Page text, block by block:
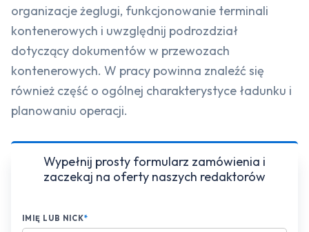
organizacje żeglugi, funkcjonowanie terminali
kontenerowych i uwzględnij podrozdział
dotyczący dokumentów w przewozach
kontenerowych. W pracy powinna znaleźć się
również część o ogólnej charakterystyce ładunku i
planowaniu operacji.
Wypełnij prosty formularz zamówienia i
zaczekaj na oferty naszych redaktorów
IMIĘ LUB NICK*